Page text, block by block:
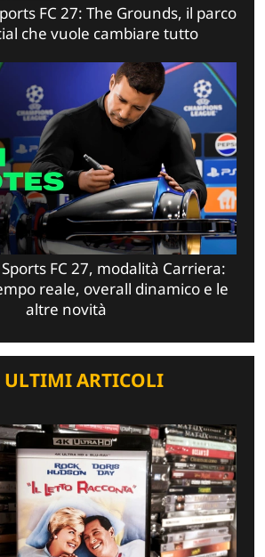
FC 27: The Grounds, il parco
che vuole cambiare tutto
FC 27, modalità Carriera:
reale, overall dinamico e le
altre novità
ULTIMI ARTICOLI